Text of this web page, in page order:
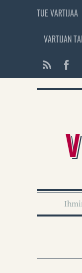
TUE VARTIJAA
VARTIJAN